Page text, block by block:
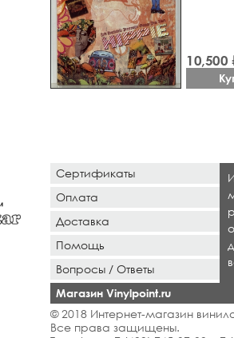
10,500
Сертификаты
Оплата
Доставка
Помощь
Вопросы / Ответы
Магазин Vinylpoint.ru
© 2018 Интернет-магазин
Все права защищены.